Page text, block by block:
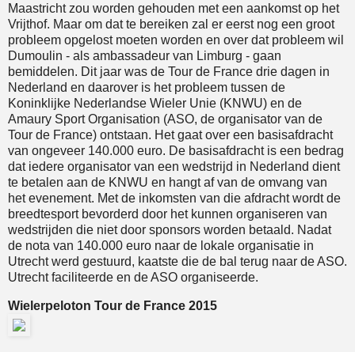
Maastricht zou worden gehouden met een aankomst op het
Vrijthof. Maar om dat te bereiken zal er eerst nog een groot
probleem opgelost moeten worden en over dat probleem wil
Dumoulin - als ambassadeur van Limburg - gaan
bemiddelen. Dit jaar was de Tour de France drie dagen in
Nederland en daarover is het probleem tussen de
Koninklijke Nederlandse Wieler Unie (KNWU) en de
Amaury Sport Organisation (ASO, de organisator van de
Tour de France) ontstaan. Het gaat over een basisafdracht
van ongeveer 140.000 euro. De basisafdracht is een bedrag
dat iedere organisator van een wedstrijd in Nederland dient
te betalen aan de KNWU en hangt af van de omvang van
het evenement. Met de inkomsten van die afdracht wordt de
breedtesport bevorderd door het kunnen organiseren van
wedstrijden die niet door sponsors worden betaald. Nadat
de nota van 140.000 euro naar de lokale organisatie in
Utrecht werd gestuurd, kaatste die de bal terug naar de ASO.
Utrecht faciliteerde en de ASO organiseerde.
Wielerpeloton Tour de France 2015